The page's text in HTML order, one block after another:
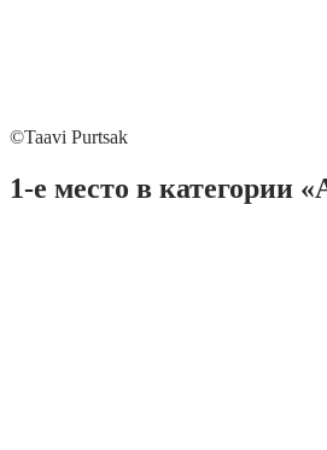
©Taavi Purtsak
1-е место в категории